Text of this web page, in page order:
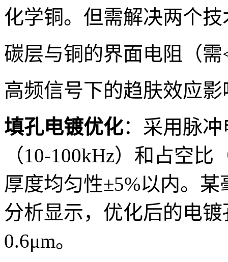
化学铜。但需解决两个
碳层与铜的界面电阻（需
高频信号下的趋肤效应影
填孔电镀优化：采用脉
（10-100kHz）和占空
厚度均匀性±5%以内。
分析显示，优化后的电
0.6μm。